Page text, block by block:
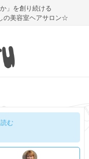
」を創り続ける
の美容室ヘアサロン☆
む